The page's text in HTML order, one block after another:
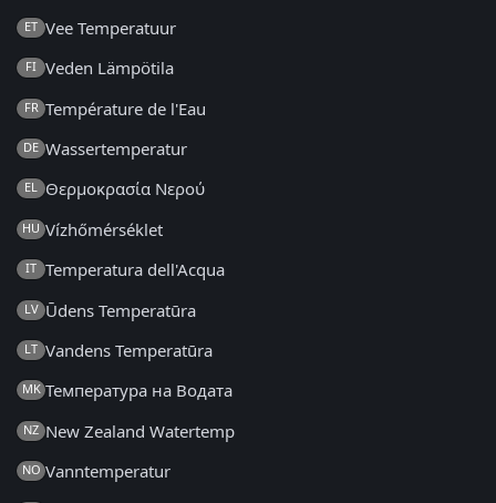
ET Vee Temperatuur
FI Veden Lämpötila
FR Température de l'Eau
DE Wassertemperatur
EL Θερμοκρασία Νερού
HU Vízhőmérséklet
IT Temperatura dell'Acqua
LV Ūdens Temperatūra
LT Vandens Temperatūra
MK Температура на Водата
NZ New Zealand Watertemp
NO Vanntemperatur